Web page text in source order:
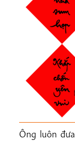
Ông luôn